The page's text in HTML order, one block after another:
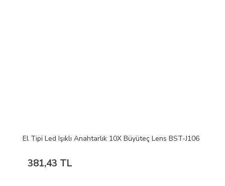
El Tipi Led Işıklı Anahtarlık 10X Büyüteç Lens BST-J106
381,43 TL